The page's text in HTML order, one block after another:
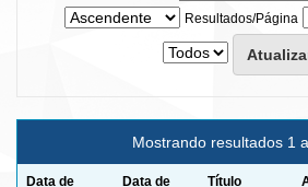
Resultados/Página
Mostrando resultados 1
Data de
Data de
Título